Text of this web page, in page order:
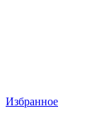
Избранное